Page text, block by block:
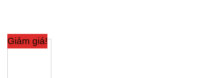
Giảm giá!